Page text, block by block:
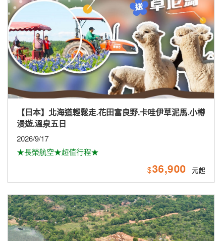
【日本】北海道輕鬆走.花田富良野.卡哇伊草泥馬.小樽
漫遊.溫泉五日
2026/9/17
★長榮航空★超值行程★
$36,900